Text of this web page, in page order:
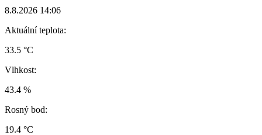
8.8.2026 14:06
Aktuální teplota:
33.5 °C
Vlhkost:
43.4 %
Rosný bod:
19.4 °C